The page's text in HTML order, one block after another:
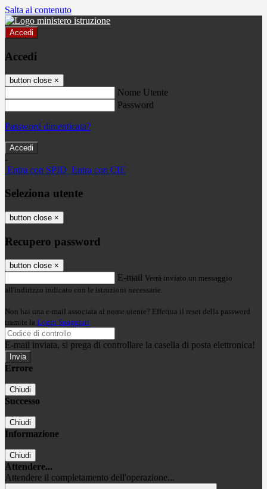
Salta al contenuto
Accedi
Accedi
button close ×
Nome Utente
Password
Password dimenticata?
-
Entra con SPID Entra con CIE
Seleziona utente
button close ×
Recupero password
button close ×
E-mail Verrà inviato un messaggio
all'indirizzo indicato con le istruzioni necessarie.
Non hai una e-mail associata al nome utente? Effettua il reset della password
tramite la Login Spaggiari
E-mail inviata, si prega di controllare la casella di posta elettronica!
Errore
Chiudi
Successo
Chiudi
Informazione
Chiudi
Attendere...
Attendere il completamento dell'operazione...